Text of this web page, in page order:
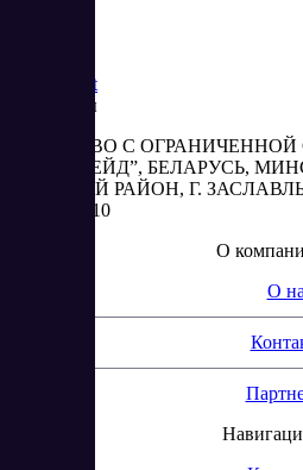
Market
Реквизиты
ОБЩЕСТВО С
“АБЕСТРЕЙД”, БЕЛАРУСЬ,
МИНСКИЙ РАЙОН, Г.
2, КОМ. 310
О
О